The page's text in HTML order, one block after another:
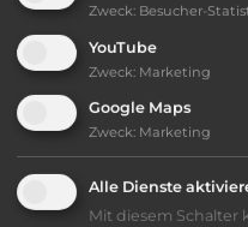
Ausstattung:
AB-Abfahrt max.
bis 30,- Euro
Klassifizierung:
Zweck: Besucher-
YouTube
Zweck: Marketing
Google Maps
Zweck: Marketing
Alle Dienste
Mit diesem Schalter